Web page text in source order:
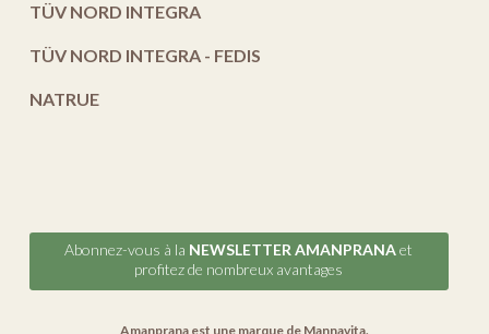
TÜV NORD INTEGRA
TÜV NORD INTEGRA - FEDIS
NATRUE
Abonnez-vous à la NEWSLETTER AMANPRANAet
profitez de nombreux avantages
Amanprana est une marque de Mannavita.